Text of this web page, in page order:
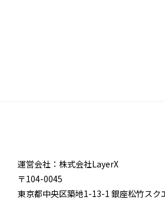
運営会社：株式会社LayerX
〒104-0045
東京都中央区築地1-13-1 銀座松竹スク